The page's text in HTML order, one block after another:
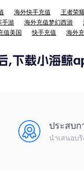
海外快手充值 王者荣
手游 海外充值梦幻西游
值美国 快手充值 海外
ประสบ
นำเสนอบ